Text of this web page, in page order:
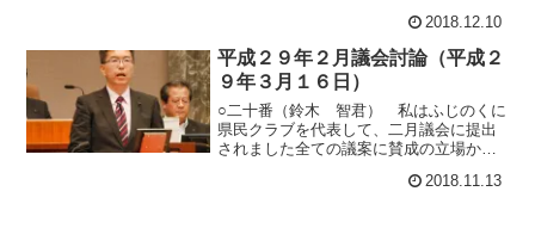
もんですから、ある意味私にとってはオ
リンピックみたいな日ですので、ちょっ
と多目に６問を簡単に質問します。よろ
しくお願いいたします。 まず１点目
が、昨年度の
2018.12.10
平成２９年２月議会討論（平成２
９年３月１６日）
○二十番（鈴木 智君） 私はふじのくに
県民クラブを代表して、二月議会に提出
されました全ての議案に賛成の立場か
論いたします。 まず初めに、第一号議
2018.11.13